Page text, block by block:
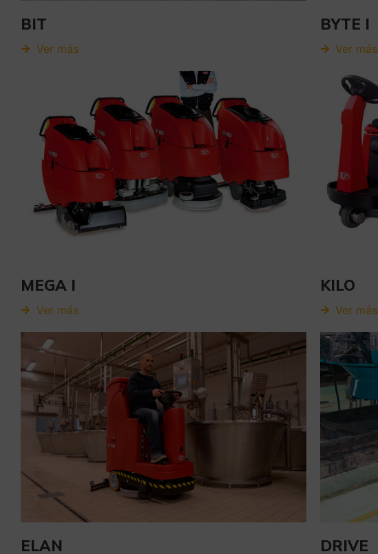
BIT
Ver más
BYTE I
Ver más
MEGA I
Ver más
KILO
Ver más
ELAN DRIVE